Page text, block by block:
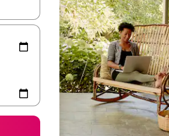
je een keuze met je de pijltjestoetsen